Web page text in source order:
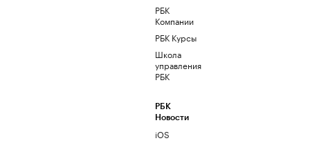
РБК
Компании
РБК Курсы
Школа
управления
РБК
РБК
Новости
iOS